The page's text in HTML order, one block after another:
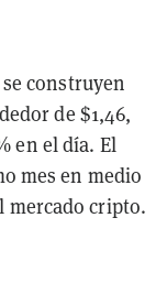
construyen
de $1,46,
en el día. El
mes en medio
mercado cripto.